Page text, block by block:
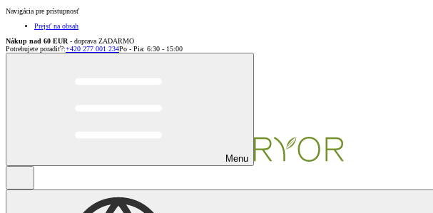
Navigácia pre prístupnosť
Prejsť na obsah
Nákup nad 60 EUR - doprava ZADARMO
Potrebujete poradiť?:+420 277 001 234Po - Pia: 6:30 - 15:00
Menu